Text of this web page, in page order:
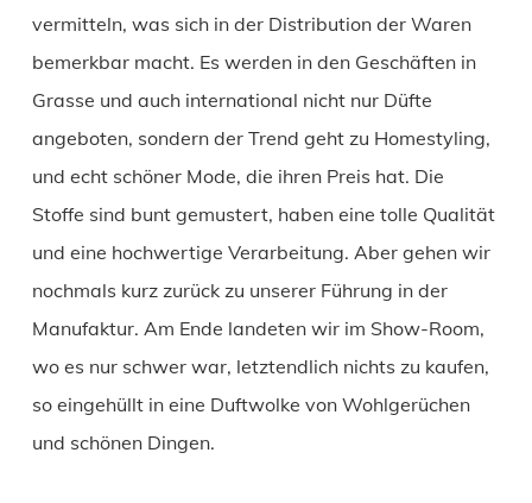
vermitteln, was sich in der Distribution der Waren
bemerkbar macht. Es werden in den Geschäften in
Grasse und auch international nicht nur Düfte
angeboten, sondern der Trend geht zu Homestyling,
und echt schöner Mode, die ihren Preis hat. Die
Stoffe sind bunt gemustert, haben eine tolle Qualität
und eine hochwertige Verarbeitung. Aber gehen wir
nochmals kurz zurück zu unserer Führung in der
Manufaktur. Am Ende landeten wir im Show-Room,
wo es nur schwer war, letztendlich nichts zu kaufen,
so eingehüllt in eine Duftwolke von Wohlgerüchen
und schönen Dingen.